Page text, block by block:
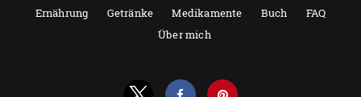
Ernährung
Getränke Medikamente Buch
FAQ
Über mich